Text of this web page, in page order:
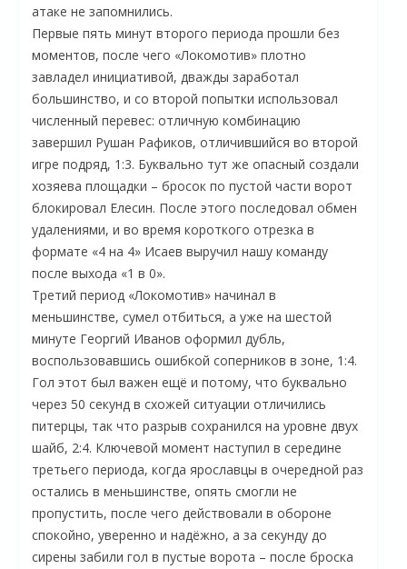
атаке не запомнились.
Первые пять минут второго периода прошли без
моментов, после чего «Локомотив» плотно
завладел инициативой, дважды заработал
большинство, и со второй попытки использовал
численный перевес: отличную комбинацию
завершил Рушан Рафиков, отличившийся во второй
игре подряд, 1:3. Буквально тут же опасный создали
хозяева площадки – бросок по пустой части ворот
блокировал Елесин. После этого последовал обмен
удалениями, и во время короткого отрезка в
формате «4 на 4» Исаев выручил нашу команду
после выхода «1 в 0».
Третий период «Локомотив» начинал в
меньшинстве, сумел отбиться, а уже на шестой
минуте Георгий Иванов оформил дубль,
воспользовавшись ошибкой соперников в зоне, 1:4.
Гол этот был важен ещё и потому, что буквально
через 50 секунд в схожей ситуации отличились
питерцы, так что разрыв сохранился на уровне двух
шайб, 2:4. Ключевой момент наступил в середине
третьего периода, когда ярославцы в очередной раз
остались в меньшинстве, опять смогли не
пропустить, после чего действовали в обороне
спокойно, уверенно и надёжно, а за секунду до
сирены забили гол в пустые ворота – после броска